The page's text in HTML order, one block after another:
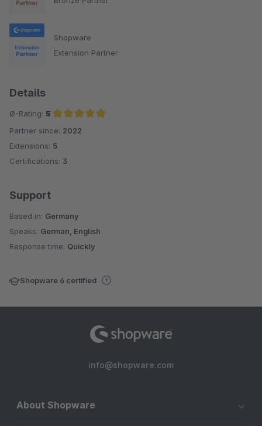
Shopware
Extension Partner
Details
Ø-Rating: 5
Average rating of 5 out of 5 stars
Partner since: 2022
Extensions: 5
Certifications: 3
Support
Based in: Germany
Speaks: German, English
Response time: Quickly
Shopware 6 certified
info@shopware.com
About Shopware